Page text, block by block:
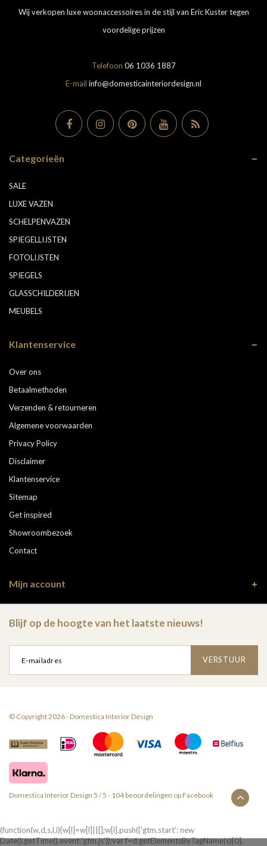
Wij verkopen luxe woonaccessoires in de stijl van Eric Kuster tegen
voordelige prijzen
Telefoon 06 1036 1887
E-mail info@domesticainteriordesign.nl
Categorieën
SALE
LUXE VAZEN
SCHELPENVAZEN
SPIEGELLIJSTEN
FOTOLIJSTEN
SPIEGELS
GLASSCHILDERIJEN
MEUBELS
Klantenservice
Over ons
Betaalmethoden
Verzenden & retourneren
Algemene voorwaarden
Privacy Policy
Disclaimer
Klantenservice
Sitemap
Get inspired
Showroombezoek
Contact
Mijn account
Blijf op de hoogte van het laatste nieuws!
VERSTUUR
© Copyright 2026 - Domestica Interior Design
Domestica Interior Design 5 /5 - 104beoordelingen op Facebook
(function(w,d,s,l,i){w[l]=w[l]||[];w[l].push({'gtm.start': new
Date().getTime(),event:'gtm.js'});var f=d.getElementsByTagName(s)[0],